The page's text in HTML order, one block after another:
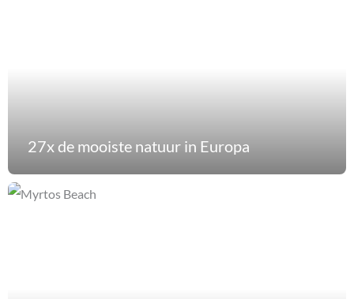
27x de mooiste natuur in Europa